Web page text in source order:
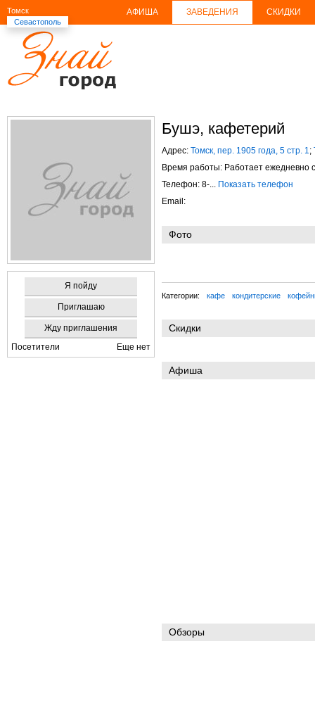
Томск
Севастополь
АФИША ЗАВЕДЕНИЯ СКИДКИ
Я пойду
Приглашаю
Жду приглашения
Посетители
Еще нет
Бушэ, кафетерий
Адрес: Томск, пер. 1905 года, 5 стр. 1;
Время работы: Работает ежедневно
Телефон: 8-... Показать телефон
Email:
Фото
Категории: кафе кондитерские
Скидки
Афиша
Обзоры